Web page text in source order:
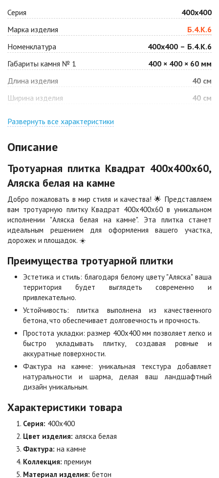
Антрацит
Цена по запросу
Арабская ночь
Цена по запросу
Барселона
Цена по запросу
Белая
Цена по запросу
Цена по запросу
Цена по запросу Цена по запросу
Каир
Цена по запросу
Кармен
Цена по запросу
Клинкер
Коричневая
Цена по запросу
Красная
Листопад
Цена по запросу
Меланж
Мокко
Цена по запросу
Неаполь
Цена по запросу
Оранжевая
Цена по запросу
Особая серия
Цена по запросу
Серия
400х400
Марка изделия
Б.4.К.6
Номенклатура
400х400 – Б.4.К.6
Габариты камня № 1
400 × 400 × 60 мм
Длина изделия
40 см
Ширина изделия
40 см
Развернуть все характеристики
Описание
Тротуарная плитка Квадрат 400х400х60,
Аляска белая на камне
Добро пожаловать в мир стиля и качества! 🌟 Представляем
вам тротуарную плитку Квадрат 400х400х60 в уникальном
исполнении "Аляска белая на камне". Эта плитка станет
идеальным решением для оформления вашего участка,
дорожек и площадок. ☀️
Преимущества тротуарной плитки
Эстетика и стиль: благодаря белому цвету "Аляска" ваша
территория будет выглядеть современно и
привлекательно.
Устойчивость: плитка выполнена из качественного
бетона, что обеспечивает долговечность и прочность.
Простота укладки: размер 400х400 мм позволяет легко и
быстро укладывать плитку, создавая ровные и
аккуратные поверхности.
Фактура на камне: уникальная текстура добавляет
натуральности и шарма, делая ваш ландшафтный
дизайн уникальным.
Характеристики товара
Серия: 400х400
Цвет изделия: аляска белая
Фактура: на камне
Коллекция: премиум
Материал изделия: бетон